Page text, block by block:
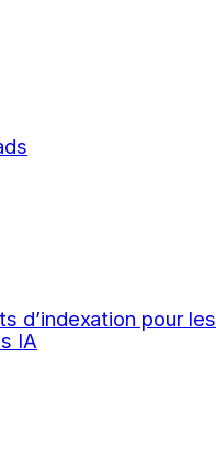
d’indexation pour les
IA